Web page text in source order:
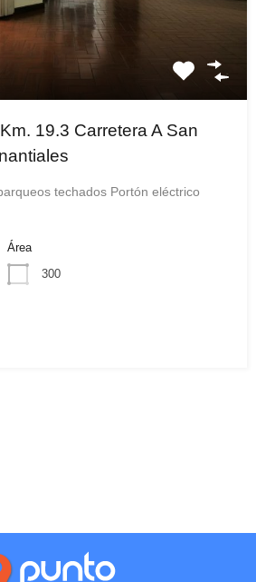
19.3 Carretera A San
techados Portón eléctrico
Área
300